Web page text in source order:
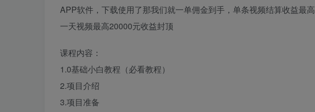
APP软件，下载使用了那我们就一单佣金到手，单条视频结算收益最高
一天视频最高20000元收益封顶
课程内容：
1.0基础小白教程（必看教程）
2.项目介绍
3.项目准备